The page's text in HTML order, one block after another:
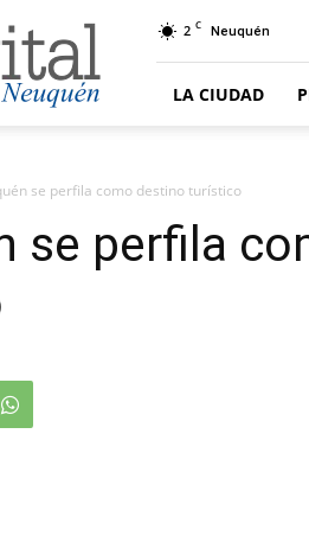
2 C Neuquén
LA CIUDAD
se perfila como destino turístico
se perfila